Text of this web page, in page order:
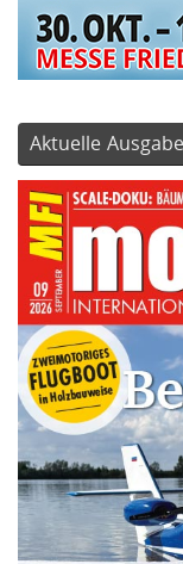
Aktuelle Ausgabe